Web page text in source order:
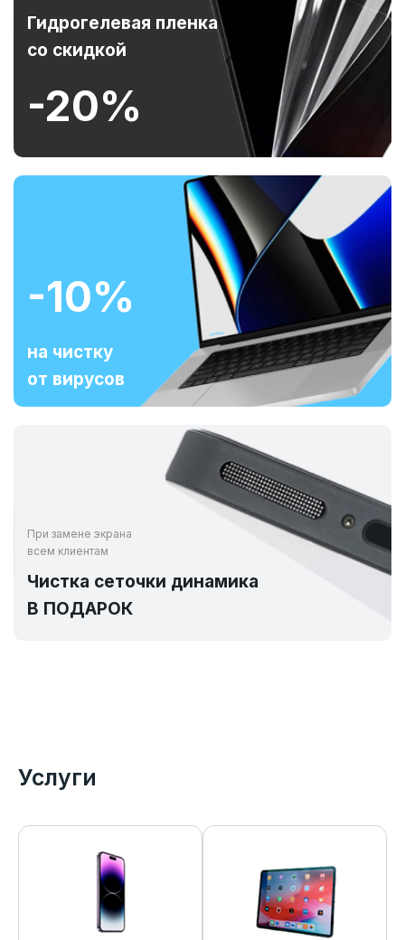
Гидрогелевая пленка
со скидкой
-20%
-10%
на чистку
от вирусов
При замене экрана
всем клиентам
Чистка сеточки динамика
В ПОДАРОК
Услуги